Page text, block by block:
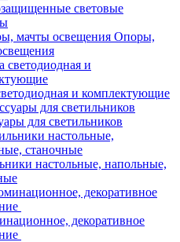
световые
Опоры,
и комплектующие
для светильников
настольные, напольные,
декоративное